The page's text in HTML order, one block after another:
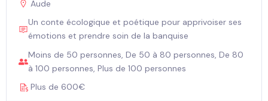
Aude
Un conte écologique et poétique pour apprivoiser ses
émotions et prendre soin de la banquise
Moins de 50 personnes, De 50 à 80 personnes, De 80
à 100 personnes, Plus de 100 personnes
Plus de 600€